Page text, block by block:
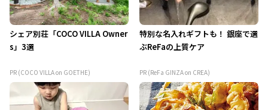
シェア別荘「COCO VILLA Owner
s」3選
PR (COCO VILLA on GOETHE)
特別な名入れギフトも！ 銀座で選
ぶReFaの上質ケア
PR (ReFa GINZA on CREA)